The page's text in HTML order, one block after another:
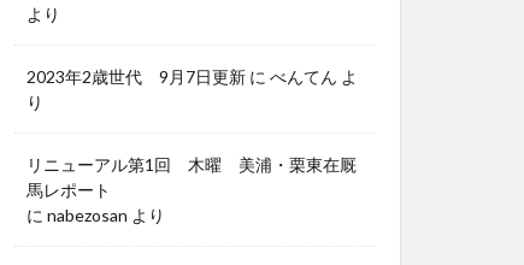
より
2023年2歳世代 9月7日更新 に べんてん よ
り
リニューアル第1回 木曜 美浦・栗東在厩
馬レポート
に nabezosan より